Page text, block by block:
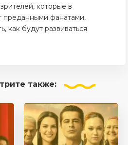
которые в
преданными фанатами,
как будут развиваться
также: